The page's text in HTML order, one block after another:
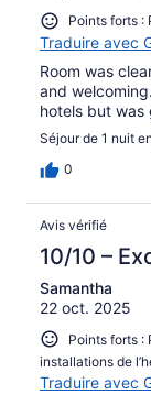
Points forts :
Traduire avec
Room was
and
hotels but was
Séjour de 1 nuit
0
Avis vérifié
10/10 –
Samantha
22 oct. 2025
Points forts :
installations de
Traduire avec